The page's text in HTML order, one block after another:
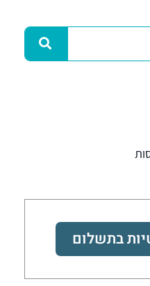
בתשלום